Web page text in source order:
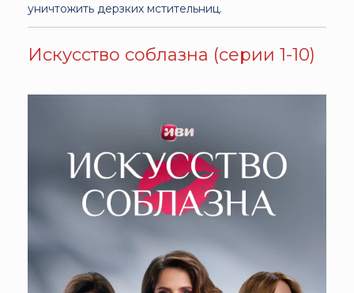
уничтожить дерзких мстительниц.
Искусство соблазна (серии 1-10)